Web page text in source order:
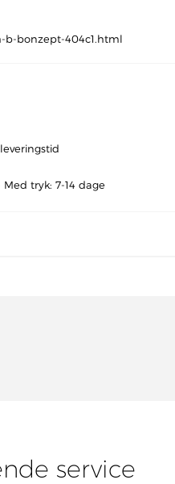
b-bonzept-404c1.html
tryk: 7-14 dage
service